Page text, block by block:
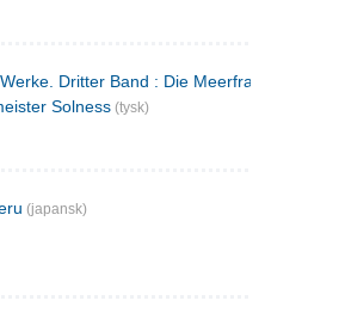
Dritter Band : Die Meerfrau ; Hedda
Solness (tysk)
(japansk)